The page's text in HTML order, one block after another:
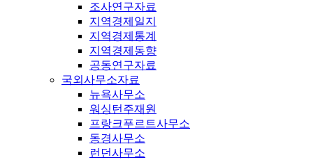
조사연구자료
지역경제일지
지역경제통계
지역경제동향
공동연구자료
국외사무소자료
뉴욕사무소
워싱턴주재원
프랑크푸르트사무소
동경사무소
런던사무소